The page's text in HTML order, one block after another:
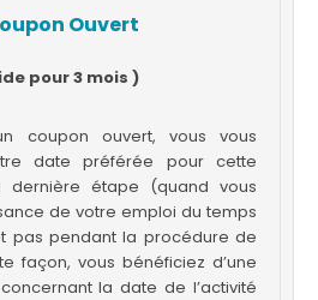
Ouvert
pour 3 mois )
coupon ouvert, vous vous
date préférée pour cette
dernière étape (quand vous
de votre emploi du temps
pas pendant la procédure de
la date de l’activité